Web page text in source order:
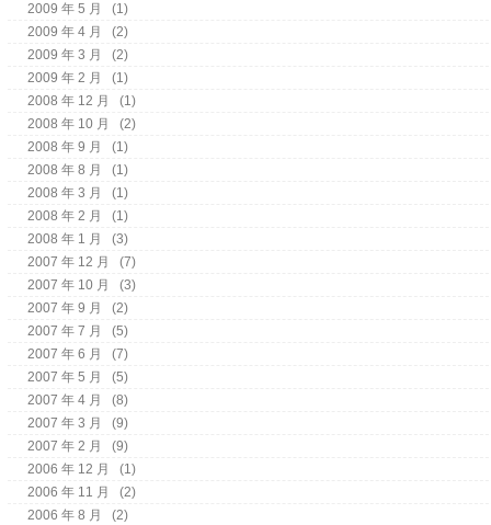
2009 年 5 月
(1)
2009 年 4 月
(2)
2009 年 3 月
(2)
2009 年 2 月
(1)
2008 年 12 月
(1)
2008 年 10 月
(2)
2008 年 9 月
(1)
2008 年 8 月
(1)
2008 年 3 月
(1)
2008 年 2 月
(1)
2008 年 1 月
(3)
2007 年 12 月
(7)
2007 年 10 月
(3)
2007 年 9 月
(2)
2007 年 7 月
(5)
2007 年 6 月
(7)
2007 年 5 月
(5)
2007 年 4 月
(8)
2007 年 3 月
(9)
2007 年 2 月
(9)
2006 年 12 月
(1)
2006 年 11 月
(2)
2006 年 8 月
(2)